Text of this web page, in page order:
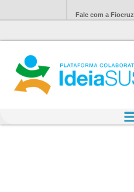
Fale com a Fiocruz